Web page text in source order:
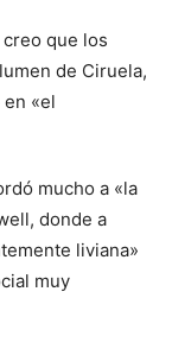
que los
de Ciruela,
«el
mucho a «la
donde a
liviana»
muy